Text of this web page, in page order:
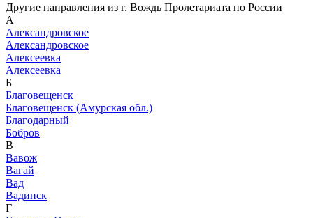
Другие направления из г. Вождь Пролетариата по России
А
Александровское
Александровское
Алексеевка
Алексеевка
Б
Благовещенск
Благовещенск (Амурская обл.)
Благодарный
Бобров
В
Вавож
Вагай
Вад
Вадинск
Г